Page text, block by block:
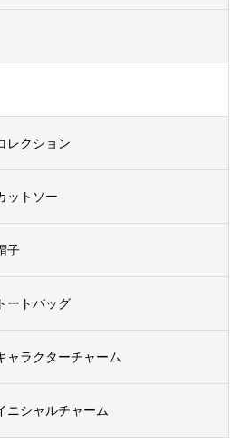
レクション
ットソー
子
ートバッグ
ャラクターチャーム
ニシャルチャーム